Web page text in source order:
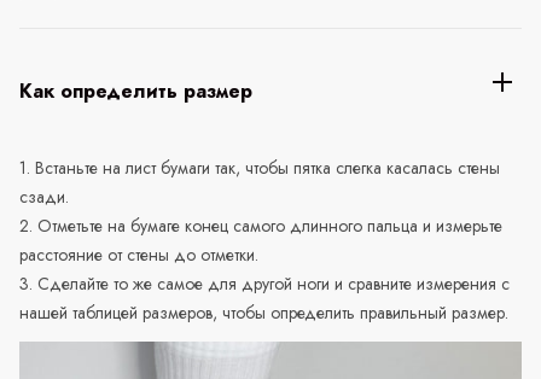
Как определить размер
1. Встаньте на лист бумаги так, чтобы пятка слегка касалась стены
сзади.
2. Отметьте на бумаге конец самого длинного пальца и измерьте
расстояние от стены до отметки.
3. Сделайте то же самое для другой ноги и сравните измерения с
нашей таблицей размеров, чтобы определить правильный размер.